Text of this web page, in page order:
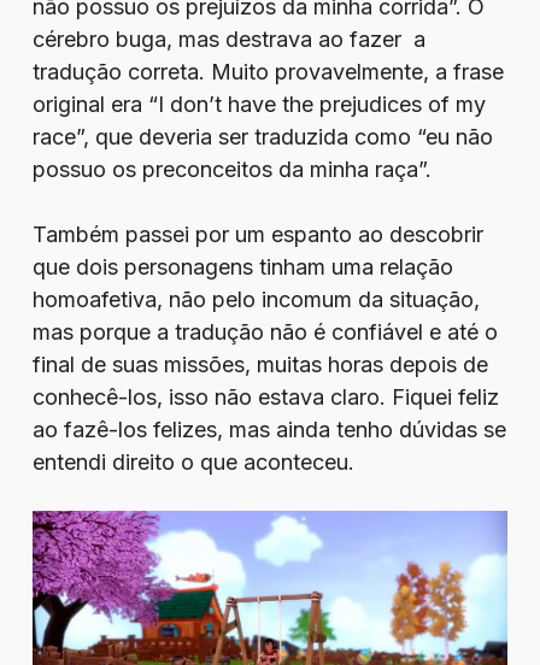
não possuo os prejuízos da minha corrida”. O
cérebro buga, mas destrava ao fazer a
tradução correta. Muito provavelmente, a frase
original era “I don’t have the prejudices of my
race”, que deveria ser traduzida como “eu não
possuo os preconceitos da minha raça”.
Também passei por um espanto ao descobrir
que dois personagens tinham uma relação
homoafetiva, não pelo incomum da situação,
mas porque a tradução não é confiável e até o
final de suas missões, muitas horas depois de
conhecê-los, isso não estava claro. Fiquei feliz
ao fazê-los felizes, mas ainda tenho dúvidas se
entendi direito o que aconteceu.